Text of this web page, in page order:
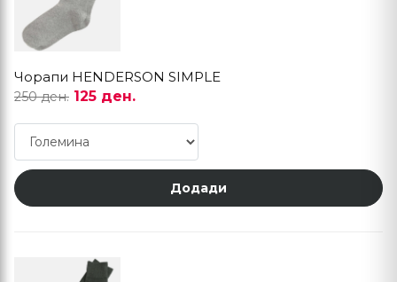
Чорапи HENDERSON SIMPLE
250 ден. 125 ден.
Додади